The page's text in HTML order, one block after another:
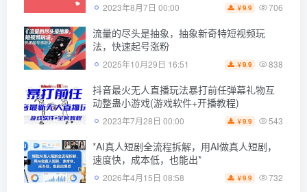
2023年8月7日 00:00 ￥9.9 706
流量的尽头是抽象，抽象新奇特短视频玩
法，快速起号涨粉
2025年10月29日 16:51 ￥9.9 838
抖音最火无人直播玩法暴打前任弹幕礼物互
动整蛊小游戏(游戏软件+开播教程)
2023年7月28日 00:00 ￥9.9 543
*AI真人短剧全流程拆解，用AI做真人短剧，
速度快，成本低，也能出*
2026年4月15日 08:58 ￥9.9 732